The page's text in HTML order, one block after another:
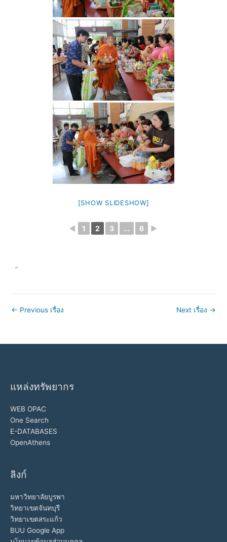
[SHOW SLIDESHOW]
◄ 1 2 3 ... 6 ►
"
← Previous เรื่อง Next เรื่อง →
แหล่งทรัพยากร
WEB OPAC
One Search
E-DATABASES
OpenAthens
ลิงก์
มหาวิทยาลัยบูรพา
วิทยาเขตจันทบุรี
วิทยาเขตสระแก้ว
BUU Google App